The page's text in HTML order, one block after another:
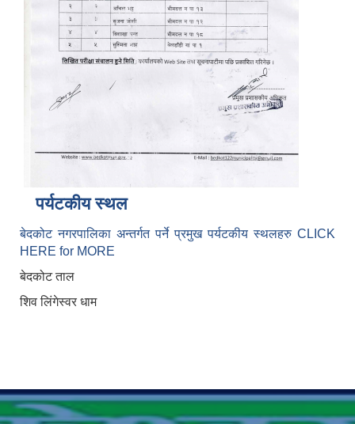
पर्यटकीय स्थल
बेदकोट नगरपालिका अन्तर्गत पर्ने प्रमुख पर्यटकीय स्थलहरु CLICK
HERE for MORE
बेदकोट ताल
शिव लिंगेस्वर धाम